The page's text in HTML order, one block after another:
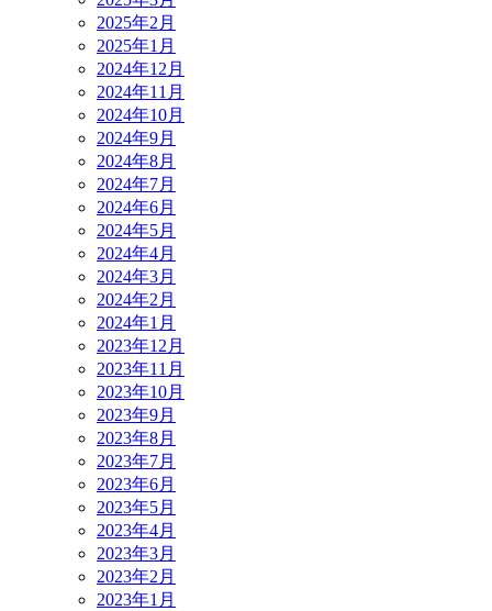
2025年2月
2025年1月
2024年12月
2024年11月
2024年10月
2024年9月
2024年8月
2024年7月
2024年6月
2024年5月
2024年4月
2024年3月
2024年2月
2024年1月
2023年12月
2023年11月
2023年10月
2023年9月
2023年8月
2023年7月
2023年6月
2023年5月
2023年4月
2023年3月
2023年2月
2023年1月